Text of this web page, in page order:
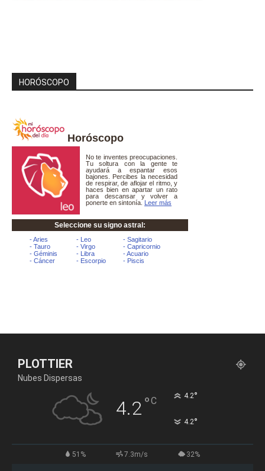
HORÓSCOPO
Horóscopo
PLOTTIER
Nubes Dispersas
4.2°C 4.2°
4.2°
51% 7.3m/s 32%